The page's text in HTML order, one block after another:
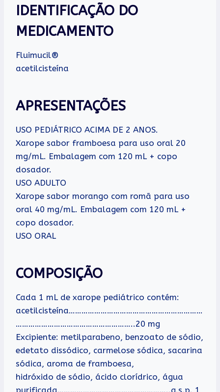
IDENTIFICAÇÃO DO
MEDICAMENTO
Fluimucil®
acetilcisteína
APRESENTAÇÕES
USO PEDIÁTRICO ACIMA DE 2 ANOS.
Xarope sabor framboesa para uso oral 20
mg/mL. Embalagem com 120 mL + copo
dosador.
USO ADULTO
Xarope sabor morango com romã para uso
oral 40 mg/mL. Embalagem com 120 mL +
copo dosador.
USO ORAL
COMPOSIÇÃO
Cada 1 mL de xarope pediátrico contém:
acetilcisteína………………………………………………………
………………………………………………..20 mg
Excipiente: metilparabeno, benzoato de sódio,
edetato dissódico, carmelose sódica, sacarina
sódica, aroma de framboesa,
hidróxido de sódio, ácido clorídrico, água
purificada……………………………………………..q.s.p. 1